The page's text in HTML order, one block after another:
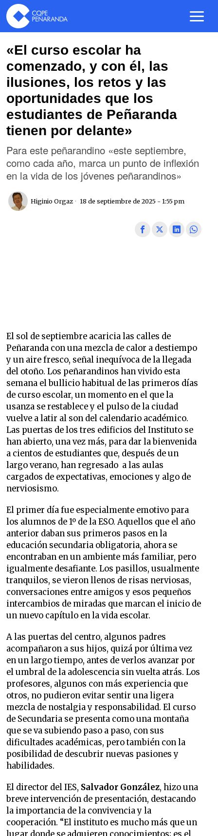
«El curso escolar ha
comenzado, y con él, las
ilusiones, los retos y las
oportunidades que los
estudiantes de Peñaranda
tienen por delante»
Para este peñarandino «este septiembre,
como cada año, marca un punto de inflexión
en la vida de los jóvenes peñarandinos»
Higinio Orgaz 18 de septiembre de 2025 - 1:55 pm
El sol de septiembre acaricia las calles de
Peñaranda con una mezcla de calor a destiempo
y un aire fresco, señal inequívoca de la llegada
del otoño. Los peñarandinos han vivido esta
semana el bullicio habitual de las primeros días
de curso escolar, un momento en el que la
usanza se restablece y el pulso de la ciudad
vuelve a latir al son del calendario académico.
Las puertas de los tres edificios del Instituto se
han abierto, una vez más, para dar la bienvenida
a cientos de estudiantes que, después de un
largo verano, han regresado a las aulas
cargados de expectativas, emociones y algo de
nerviosismo.
El primer día fue especialmente emotivo para
los alumnos de 1º de la ESO. Aquellos que el año
anterior daban sus primeros pasos en la
educación secundaria obligatoria, ahora se
encontraban en un ambiente más familiar, pero
igualmente desafiante. Los pasillos, usualmente
tranquilos, se vieron llenos de risas nerviosas,
conversaciones entre amigos y esos pequeños
intercambios de miradas que marcan el inicio de
un nuevo capítulo en la vida escolar.
A las puertas del centro, algunos padres
acompañaron a sus hijos, quizá por última vez
en un largo tiempo, antes de verlos avanzar por
el umbral de la adolescencia sin vuelta atrás. Los
profesores, algunos con más experiencia que
otros, no pudieron evitar sentir una ligera
mezcla de nostalgia y responsabilidad. El curso
de Secundaria se presenta como una montaña
que se va subiendo paso a paso, con sus
dificultades académicas, pero también con la
posibilidad de descubrir nuevas pasiones y
habilidades.
El director del IES, Salvador González, hizo una
breve intervención de presentación, destacando
la importancia de la convivencia y la
cooperación. “El instituto es mucho más que un